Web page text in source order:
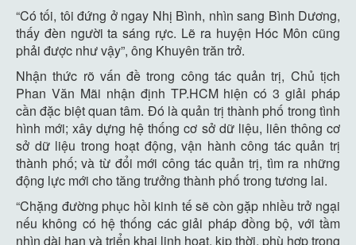
“Có tối, tôi đứng ở ngay Nhị Bình, nhìn sang Bình Dương,
thấy đèn người ta sáng rực. Lẽ ra huyện Hóc Môn cũng
phải được như vậy”, ông Khuyên trăn trở.
Nhận thức rõ vấn đề trong công tác quản trị, Chủ tịch
Phan Văn Mãi nhận định TP.HCM hiện có 3 giải pháp
cần đặc biệt quan tâm. Đó là quản trị thành phố trong tình
hình mới; xây dựng hệ thống cơ sở dữ liệu, liên thông cơ
sở dữ liệu trong hoạt động, vận hành công tác quản trị
thành phố; và từ đổi mới công tác quản trị, tìm ra những
động lực mới cho tăng trưởng thành phố trong tương lai.
“Chặng đường phục hồi kinh tế sẽ còn gặp nhiều trở ngại
nếu không có hệ thống các giải pháp đồng bộ, với tầm
nhìn dài hạn và triển khai linh hoạt, kịp thời, phù hợp trong